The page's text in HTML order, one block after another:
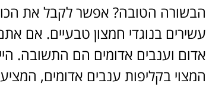
הבשורה הטובה? אפשר לקבל את
עשירים בנוגדי חמצון טבעיים. אם
אדום וענבים אדומים הם התשובה.
המצוי בקליפות ענבים אדומים,